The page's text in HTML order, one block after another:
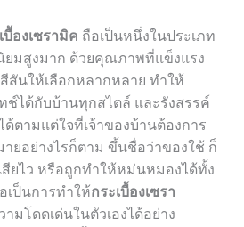
บื้องเซรามิค ถือเป็นหนึ่งในประเภท
ยมสูงมาก ด้วยคุณภาพที่แข็งแรง
สันให้เลือกหลากหลาย ทำให้
ได้กับบ้านทุกสไตล์ และรังสรรค์
ตามแต่ใจที่เจ้าของบ้านต้องการ
ยอย่างไรก็ตาม ขึ้นชื่อว่าของใช้ ก็
สียไว หรือถูกทำให้หม่นหมองได้ทั้ง
เป็นการทำให้กระเบื้องเซรา
มโดดเด่นในตัวเองได้อย่าง